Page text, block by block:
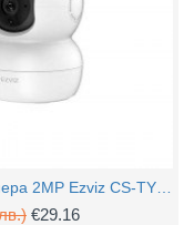
€29.16